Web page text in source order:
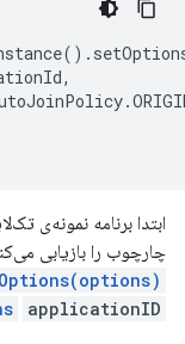
().
,
.
ابتدا برنامه نمونه‌ی
چارچوب را بازیابی
applicationID